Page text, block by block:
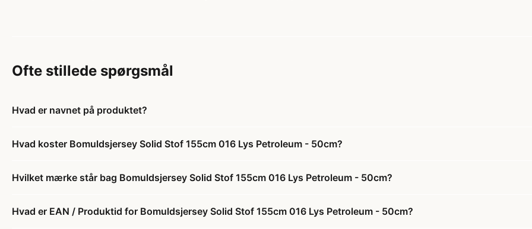
Ofte stillede spørgsmål
Hvad er navnet på produktet?
Hvad koster Bomuldsjersey Solid Stof 155cm 016 Lys Petroleum - 50cm?
Hvilket mærke står bag Bomuldsjersey Solid Stof 155cm 016 Lys Petroleum - 50cm?
Hvad er EAN / Produktid for Bomuldsjersey Solid Stof 155cm 016 Lys Petroleum - 50cm?